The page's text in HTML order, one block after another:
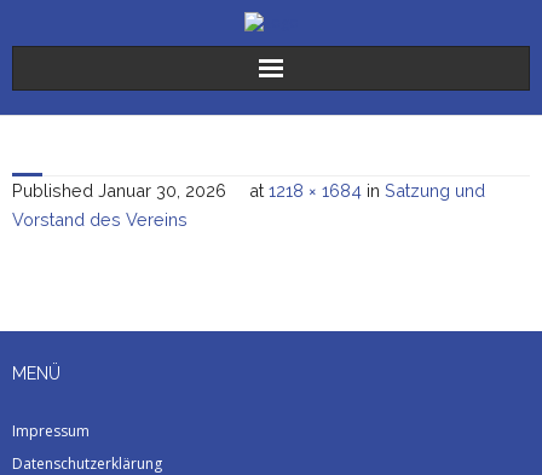
Der Verein
Die Stiftungen
Spenden
Aktuelles
Published Januar 30, 2026 at 1218 × 1684 in Satzung und
Vorstand des Vereins
MENÜ
Impressum
Datenschutzerklärung